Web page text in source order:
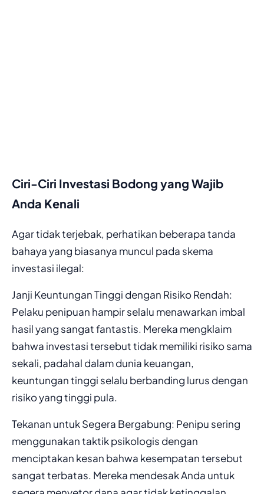
Ciri-Ciri Investasi Bodong yang Wajib
Anda Kenali
Agar tidak terjebak, perhatikan beberapa tanda
bahaya yang biasanya muncul pada skema
investasi ilegal:
Janji Keuntungan Tinggi dengan Risiko Rendah:
Pelaku penipuan hampir selalu menawarkan imbal
hasil yang sangat fantastis. Mereka mengklaim
bahwa investasi tersebut tidak memiliki risiko sama
sekali, padahal dalam dunia keuangan,
keuntungan tinggi selalu berbanding lurus dengan
risiko yang tinggi pula.
Tekanan untuk Segera Bergabung: Penipu sering
menggunakan taktik psikologis dengan
menciptakan kesan bahwa kesempatan tersebut
sangat terbatas. Mereka mendesak Anda untuk